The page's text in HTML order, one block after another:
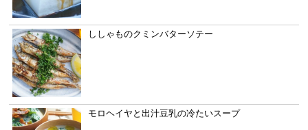
ししゃものクミンバターソテー
モロヘイヤと出汁豆乳の冷たいスープ